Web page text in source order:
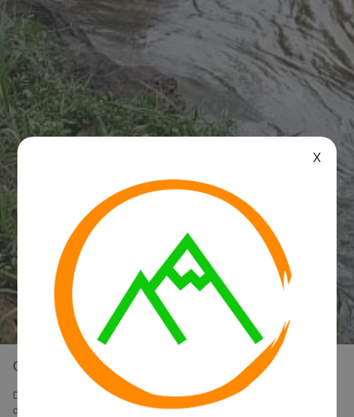
Overview
Dalam arung jeram, sumber air adalah bagian yang sangat penting
dalam setiap pengarungan. Sumber air Sungai Palayangan berasal
X